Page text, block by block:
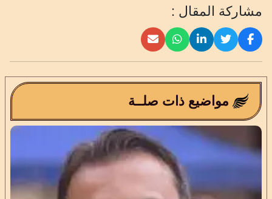
مشاركة المقال :
مواضيع ذات صلــة